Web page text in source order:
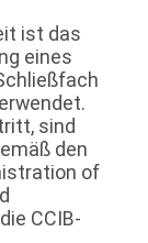
ist das
eines
sind
den
of
CCIB-